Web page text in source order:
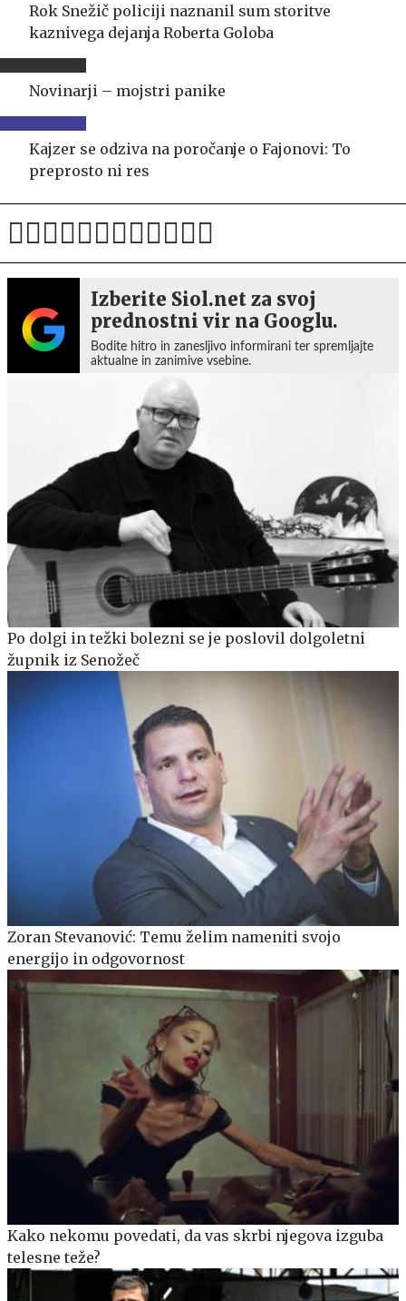
Rok Snežič policiji naznanil sum storitve
kaznivega dejanja Roberta Goloba
Novinarji – mojstri panike
Kajzer se odziva na poročanje o Fajonovi: To
preprosto ni res
Izberite Siol.net za svoj
prednostni vir na Googlu.
Bodite hitro in zanesljivo informirani ter spremljajte
aktualne in zanimive vsebine.
Po dolgi in težki bolezni se je poslovil dolgoletni
župnik iz Senožeč
Zoran Stevanović: Temu želim nameniti svojo
energijo in odgovornost
Kako nekomu povedati, da vas skrbi njegova izguba
telesne teže?